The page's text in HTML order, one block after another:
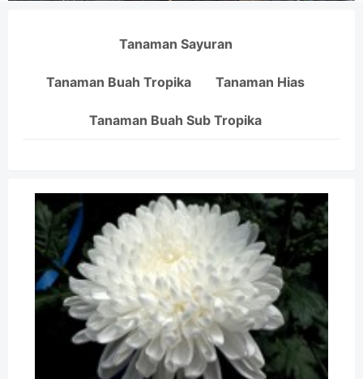
Tanaman Sayuran
Tanaman Buah Tropika Tanaman Hias
Tanaman Buah Sub Tropika